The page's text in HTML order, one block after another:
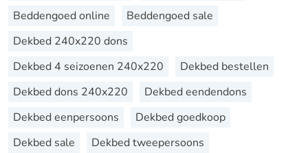
Beddengoed online
Beddengoed sale
Dekbed 240x220 dons
Dekbed 4 seizoenen 240x220
Dekbed bestellen
Dekbed dons 240x220
Dekbed eendendons
Dekbed eenpersoons
Dekbed goedkoop
Dekbed sale
Dekbed tweepersoons